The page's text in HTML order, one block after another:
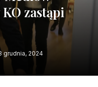
zastąpi
grudnia, 2024